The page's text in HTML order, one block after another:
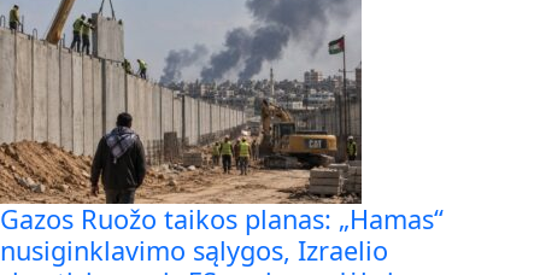
Gazos Ruožo taikos planas: „Hamas“
nusiginklavimo sąlygos, Izraelio